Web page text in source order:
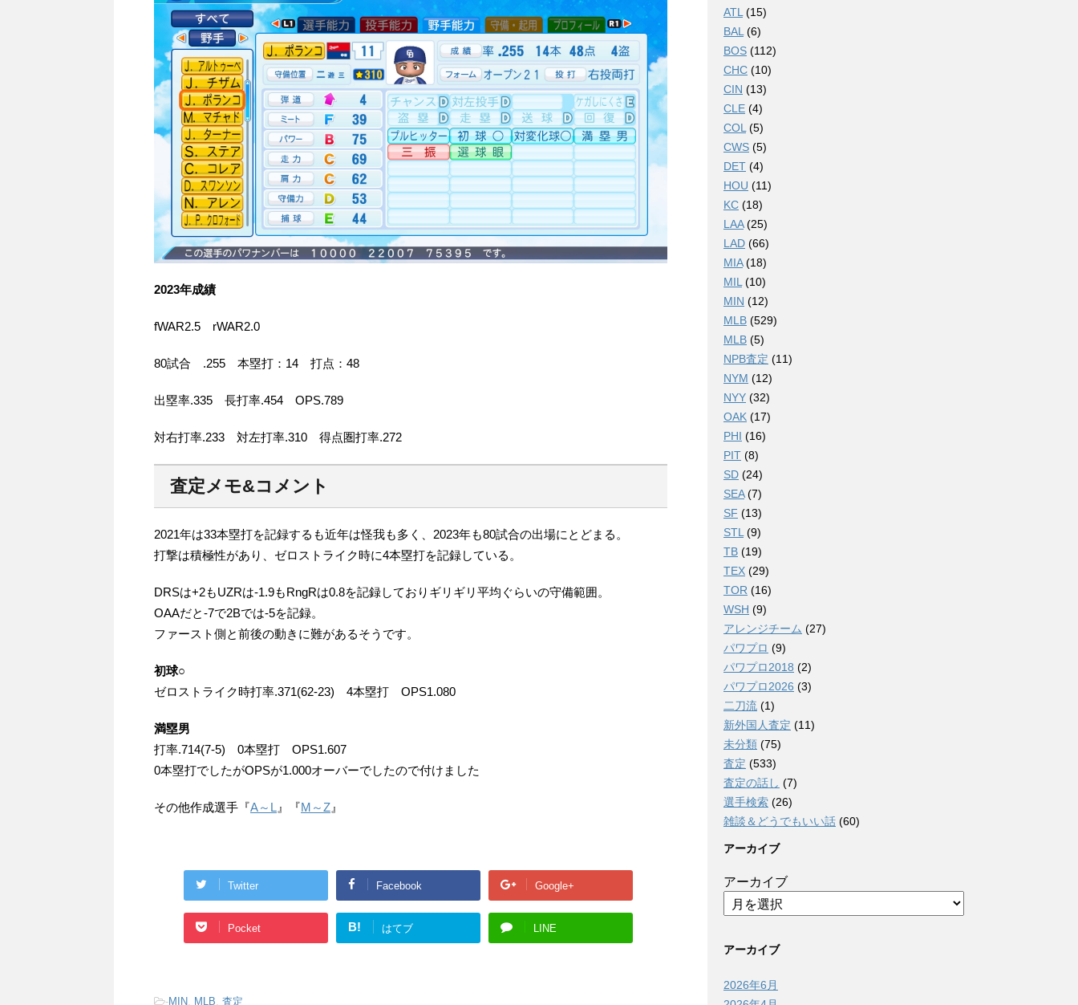
2023年成績
fWAR2.5 rWAR2.0
80試合 .255 本塁打：14 打点：48
出塁率.335 長打率.454 OPS.789
対右打率.233 対左打率.310 得点圏打率.272
査定メモ&コメント
2021年は33本塁打を記録するも近年は怪我も多く、2023年も80試合の出場にとどまる。
打撃は積極性があり、ゼロストライク時に4本塁打を記録している。
DRSは+2もUZRは-1.9もRngRは0.8を記録しておりギリギリ平均ぐらいの守備範囲。
OAAだと-7で2Bでは-5を記録。
ファースト側と前後の動きに難があるそうです。
初球○
ゼロストライク時打率.371(62-23) 4本塁打 OPS1.080
満塁男
打率.714(7-5) 0本塁打 OPS1.607
0本塁打でしたがOPSが1.000オーバーでしたので付けました
その他作成選手『A～L 』『M～Z 』
Twitter Facebook Google+
Pocket B! はてブ LINE
-MIN MLB 査定
ATL (15)
BAL (6)
BOS (112)
CHC (10)
CIN (13)
CLE (4)
COL (5)
CWS (5)
DET (4)
HOU (11)
KC (18)
LAA(25)
LAD (66)
MIA(18)
MIL (10)
MIN (12)
MLB (529)
MLB (5)
NPB査定 (11)
NYM (12)
NYY (32)
OAK (17)
PHI (16)
PIT (8)
SD (24)
SEA(7)
SF (13)
STL (9)
TB (19)
TEX (29)
TOR (16)
WSH (9)
アレンジチーム (27)
パワプロ (9)
パワプロ2018 (2)
パワプロ2026 (3)
二刀流 (1)
新外国人査定 (11)
未分類 (75)
査定 (533)
査定の話し (7)
選手検索 (26)
雑談＆どうでもいい話 (60)
アーカイブ
アーカイブ
アーカイブ
2026年6月